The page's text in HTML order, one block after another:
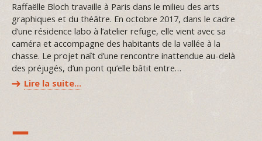
Raffaëlle Bloch travaille à Paris dans le milieu des arts
graphiques et du théâtre. En octobre 2017, dans le cadre
d’une résidence labo à l’atelier refuge, elle vient avec sa
caméra et accompagne des habitants de la vallée à la
chasse. Le projet naît d’une rencontre inattendue au-delà
des préjugés, d’un pont qu’elle bâtit entre…
Lire la suite…